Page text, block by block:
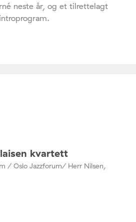
neste år, og et tilrettelagt
introprogram.
kvartett
/ Oslo Jazzforum/ Herr Nilsen,